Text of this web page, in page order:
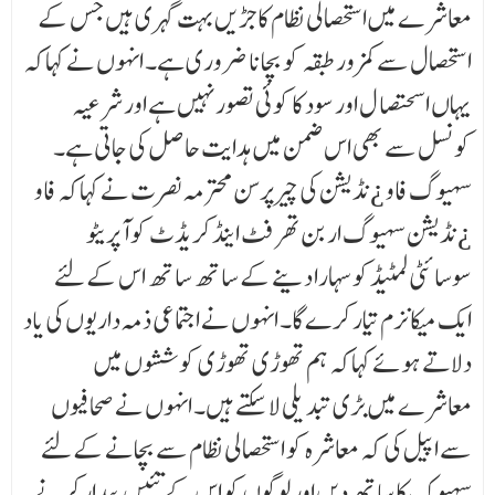
معاشرے میں استحصالی نظام کا جڑ یں بہت گہری ہیں جس کے
استحصال سے کمزور طبقہ کو بچانا ضروری ہے۔ انہوں نے کہاکہ
یہاں اسحتصا ل اور سود کا کوئی تصور نہیں ہے اور شرعیہ
کونسل سے بھی اس ضمن میں ہدایت حاصل کی جاتی ہے۔
سہیوگ فاو ¿نڈیشن کی چیرپرسن محترمہ نصرت نے کہاکہ فاو
¿نڈیشن سہیوگ اربن تھرفٹ اینڈ کریڈٹ کو آپریٹو
سوسائٹی لمٹیڈکو سہارا دینے کے ساتھ ساتھ اس کے لئے
ایک میکانزم تیار کرے گا۔ انہوں نے اجتماعی ذمہ داریوں کی یاد
دلاتے ہوئے کہاکہ ہم تھوڑی تھوڑی کوششوں میں
معاشرے میں بڑی تبد یلی لاسکتے ہیں۔ انہوں نے صحافیوں
سے اپیل کی کہ معاشرہ کو استحصالی نظام سے بچانے کے لئے